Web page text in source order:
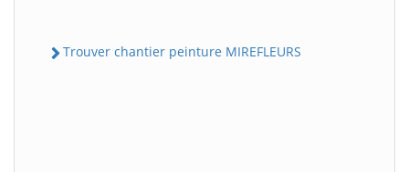
Trouver chantier peinture MIREFLEURS